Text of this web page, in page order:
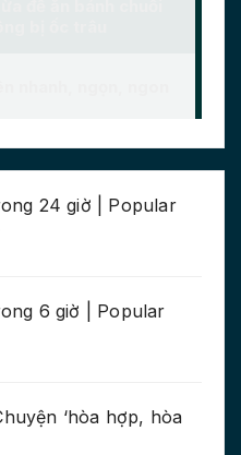
24 giờ | Popular
6 giờ | Popular
‘hòa hợp, hòa